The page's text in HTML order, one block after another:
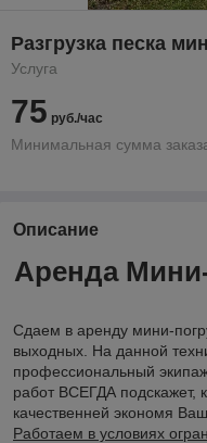
Разгрузка песка
Услуга
75 руб./час
Минимальная сумма
Описание
Аренда
Сдаем в аренду мини-
выходных. На данной
профессиональный
работ ВСЕГДА подскажет,
качественней экономя
Работаем в условиях